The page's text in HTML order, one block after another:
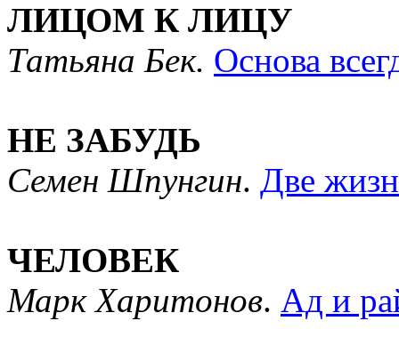
ЛИЦОМ К ЛИЦУ
Татьяна Бек. Основа
НЕ ЗАБУДЬ
Семен Шпунгин. Две
ЧЕЛОВЕК
Марк Харитонов. Ад и